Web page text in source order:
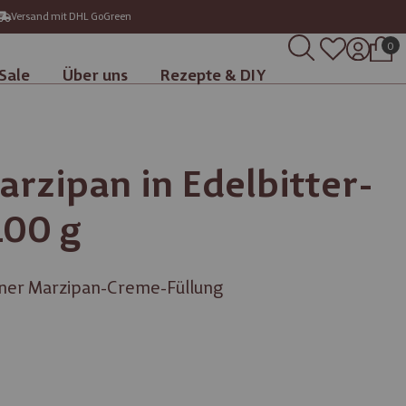
Versand mit DHL GoGreen
Sale Über uns Rezepte & DIY
0
in Edelbitter-
g
Marzipan-Creme-Füllung